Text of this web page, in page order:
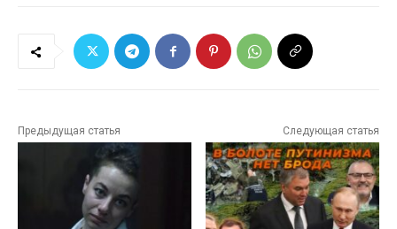
Предыдущая статья Следующая статья